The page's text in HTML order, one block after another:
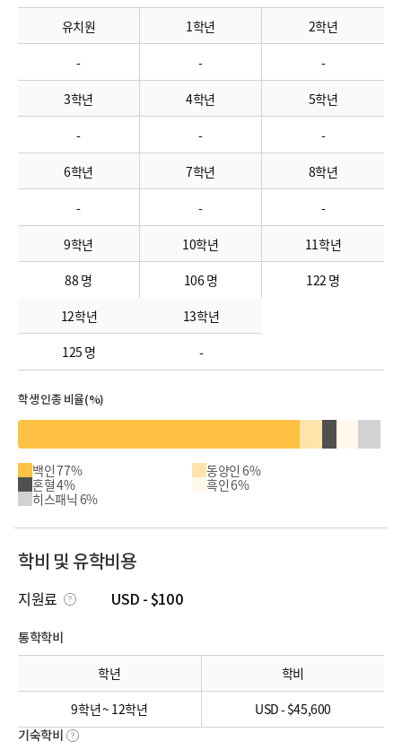
유치원
-
1학년
-
2학년
-
3학년
-
4학년
-
5학년
-
6학년
-
7학년
-
8학년
-
9학년
88 명
10학년
106 명
11학년
122 명
12학년
125 명
13학년
-
학생 인종 비율(%)
백인 77%
동양인 6%
혼혈 4%
흑인 6%
히스패닉 6%
학비 및 유학비용
지원료 USD - $100
통학학비
학년
학비
9학년 ~ 12학년
USD - $45,600
기숙학비